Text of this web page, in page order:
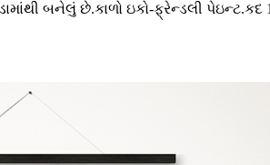
બનેલું છે.કાળો ઇકો-ફ્રેન્ડલી